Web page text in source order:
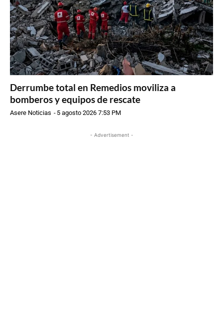
Derrumbe total en Remedios moviliza a
bomberos y equipos de rescate
Asere Noticias - 5 agosto 2026 7:53 PM
- Advertisement -